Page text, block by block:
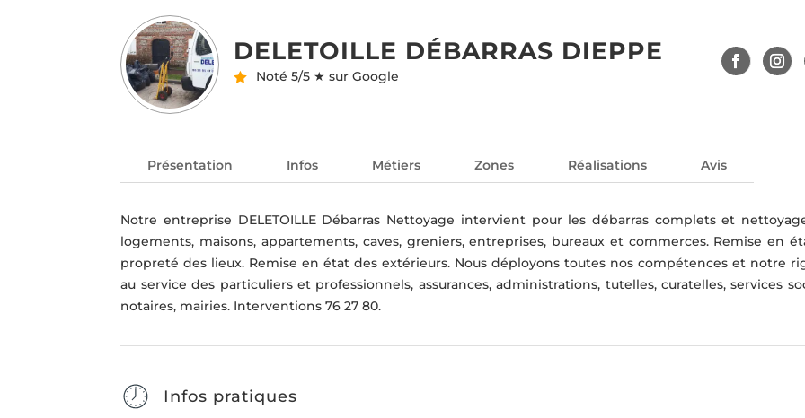
DELETOILLE DÉBARRAS DIEPPE
Noté5/5 ★ sur Google
Présentation Infos Métiers Zones Réalisations Avis
Notre entreprise DELETOILLE Débarras Nettoyage intervient pour les débarras complets et
logements, maisons, appartements, caves, greniers, entreprises, bureaux et commerces. Remise en
propreté des lieux. Remise en état des extérieurs. Nous déployons toutes nos compétences et notre
au service des particuliers et professionnels, assurances, administrations, tutelles, curatelles, services
notaires, mairies. Interventions 76 27 80.
Infos pratiques